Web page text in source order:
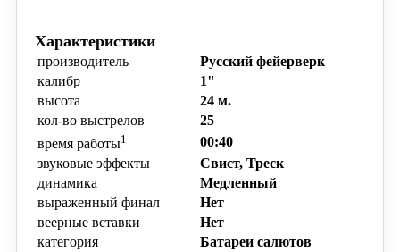
Характеристики
производитель
Русский фейерверк
калибр
1"
высота
24 м.
кол-во выстрелов
25
время работы1
00:40
звуковые эффекты
Свист, Треск
динамика
Медленный
выраженный финал
Нет
веерные вставки
Нет
категория
Батареи салютов